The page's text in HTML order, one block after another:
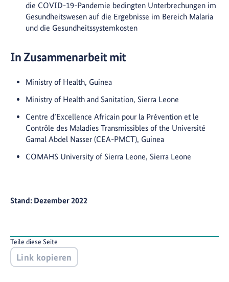
die COVID-19-Pandemie bedingten Unterbrechungen im
Gesundheitswesen auf die Ergebnisse im Bereich Malaria
und die Gesundheitssystemkosten
In Zusammenarbeit mit
Ministry of Health, Guinea
Ministry of Health and Sanitation, Sierra Leone
Centre d’Excellence Africain pour la Prévention et le
Contrôle des Maladies Transmissibles of the Université
Gamal Abdel Nasser (CEA-PMCT), Guinea
COMAHS University of Sierra Leone, Sierra Leone
Stand: Dezember 2022
Teile diese Seite
Link kopieren